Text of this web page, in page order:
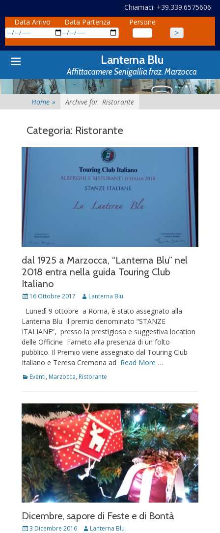
Chiamaci: +39.339.6575606
Data Arrivo
Data Partenza Persone
Primary
Menu
Skip
to
Lanterna Blu
Affittacamere Senigallia fraz. Marzocca
Home » Archive for Ristorante
Categoria: Ristorante
dal 1925 a Marzocca, “Lanterna Blu” nel
2018 entra nella guida Touring Club
Italiano
Posted
16 Ottobre 2017 Author
Lanterna Blu
Lunedì 9 ottobre a Roma, è stato assegnato alla
Lanterna Blu il premio denominato “STANZE
ITALIANE”, presso la prestigiosa e suggestiva location
delle Officine Farneto alla presenza di un folto
pubblico. Il Premio viene assegnato dal Touring Club
Italiano e Teresa Cremona ad Read More …
Categories
Eventi, Marzocca, Ristorante
Dicembre, sapore di Feste e di Bontà
Posted
3 Dicembre 2016 Author
Lanterna Blu